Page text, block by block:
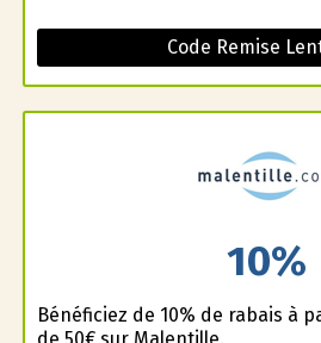
Code Remise
10%
Bénéficiez de 10% de rabais à